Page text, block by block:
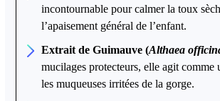
incontournable pour calmer la toux
l’apaisement général de l’enfant.
Extrait de Guimauve (Althaea
mucilages protecteurs, elle agit comme
les muqueuses irritées de la gorge.